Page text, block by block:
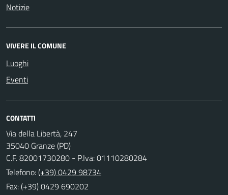
Notizie
VIVERE IL COMUNE
Luoghi
Eventi
CONTATTI
Via della Libertà, 247
35040 Granze (PD)
C.F. 82001730280 - P.Iva: 01110280284
Telefono:(+39) 0429 98734
Fax: (+39) 0429 690202